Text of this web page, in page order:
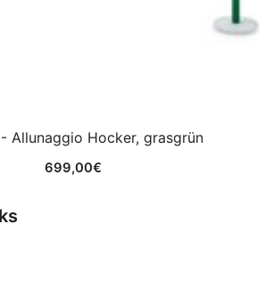
Allunaggio Hocker, grasgrün
699,00€